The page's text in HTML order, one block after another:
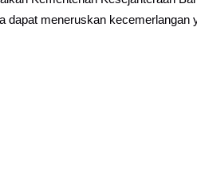
meneruskan kecemerlangan